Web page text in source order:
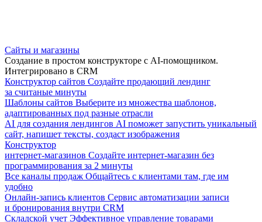
Сайты и магазины
Создание в простом конструкторе с AI-помощником.
Интегрировано в CRM
Конструктор сайтов Создайте продающий лендинг
за считаные минуты
Шаблоны сайтов Выберите из множества шаблонов,
адаптированных под разные отрасли
AI для создания лендингов AI поможет запустить уникальный
сайт, напишет тексты, создаст изображения
Конструктор
интернет-магазинов Создайте интернет-магазин без
программирования за 2 минуты
Все каналы продаж Общайтесь с клиентами там, где им
удобно
Онлайн-запись клиентов Сервис автоматизации записи
и бронирования внутри CRM
Складской учет Эффективное управление товарами